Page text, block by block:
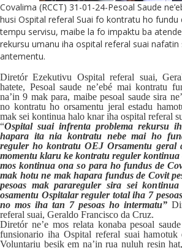
Covalima (RCCT) 31-01-24-Pesoal Saude
husi Ospital referal Suai fo kontratu ho
tempu servisu, maibe la fo impaktu ba
rekursu umanu iha ospital referal suai
antementu.
Diretór Ezekutivu Ospital referal suai,
hatete, Pesoal saude ne’ebé mai kontratu
na’in 9 mak para, maibe pesoal saude sira
no kontratu ho orsamentu jeral estadu
mak sei kontinua halo knar iha ospital referal
“Ospital suai infrenta problema rekursu
hapara ita nia kontratu nebe mai ho
reguler ho kontratu OEJ Orsamentu geral
momentu klaru ke kontratu reguler
mos kontinua ona so para ho fundus de
mak hotu ne mak hapara fundus de Covit
pesoas mak parareguler sira sei
osamentu Ospitalar reguler total iha 7
no mos iha tan 7 pesoas ho intermatu”
referal suai, Geraldo Francisco da Cruz.
Diretór ne’e mos relata konaba pesoal
funsionario iha Ospital referal suai hamotuk
Voluntariu besik em na’in rua nuluh resin